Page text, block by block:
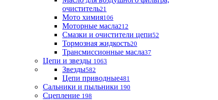
очиститель21
Мото химия106
Моторные масла212
Смазки и очистители цепи52
Тормозная жидкость20
Трансмиссионные масла37
Цепи и звезды 1063
Звезды582
Цепи приводные481
Сальники и пыльники 190
Сцепление 198